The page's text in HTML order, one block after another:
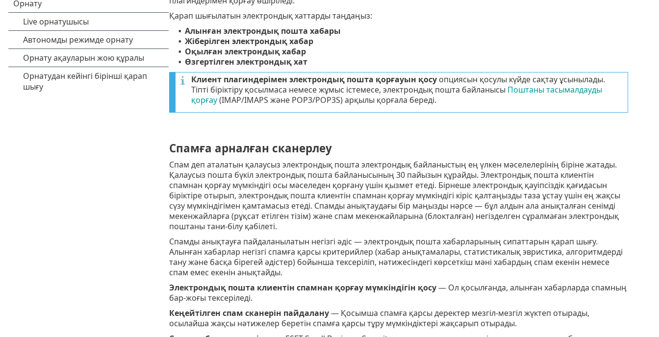
Қарап шығылатын электрондық хаттарды таңдаңыз:
• Алынған электрондық пошта хабары
• Жіберілген электрондық хабар
• Оқылған электрондық хабар
• Өзгертілген электрондық хат
Клиент плагиндерімен электрондық пошта қорғауын қосуопциясын қосулы күйде сақтау ұсынылады.
Тіпті біріктіру қосылмаса немесе жұмыс істемесе, электрондық пошта байланысы Поштаны тасымалдауды
қорғау(IMAP/IMAPS және POP3/POP3S) арқылы қорғала береді.
Спамға арналған сканерлеу
Спам деп аталатын қалаусыз электрондық пошта электрондық байланыстың ең үлкен мәселелерінің біріне жатады.
Қалаусыз пошта бүкіл электрондық пошта байланысының 30 пайызын құрайды. Электрондық пошта клиентін
спамнан қорғау мүмкіндігі осы мәселеден қорғану үшін қызмет етеді. Бірнеше электрондық қауіпсіздік қағидасын
біріктіре отырып, электрондық пошта клиентін спамнан қорғау мүмкіндігі кіріс қалтаңызды таза ұстау үшін ең жақсы
сүзу мүмкіндігімен қамтамасыз етеді. Спамды анықтаудағы бір маңызды нәрсе — бұл алдын ала анықталған сенімді
мекенжайларға (рұқсат етілген тізім) және спам мекенжайларына (блокталған) негізделген сұралмаған электрондық
поштаны тани-білу қабілеті.
Спамды анықтауға пайдаланылатын негізгі әдіс — электрондық пошта хабарларының сипаттарын қарап шығу.
Алынған хабарлар негізгі спамға қарсы критерийлер (хабар анықтамалары, статистикалық эвристика, алгоритмдерді
тану және басқа бірегей әдістер) бойынша тексеріліп, нәтижесіндегі көрсеткіш мәні хабардың спам екенін немесе
спам емес екенін анықтайды.
Электрондық пошта клиентін спамнан қорғау мүмкіндігін қосу— Ол қосылғанда, алынған хабарларда спамның
бар-жоғы тексеріледі.
Кеңейтілген спам сканерін пайдалану— Қосымша спамға қарсы деректер мезгіл-мезгіл жүктеп отырады,
осылайша жақсы нәтижелер беретін спамға қарсы тұру мүмкіндіктері жақсарып отырады.